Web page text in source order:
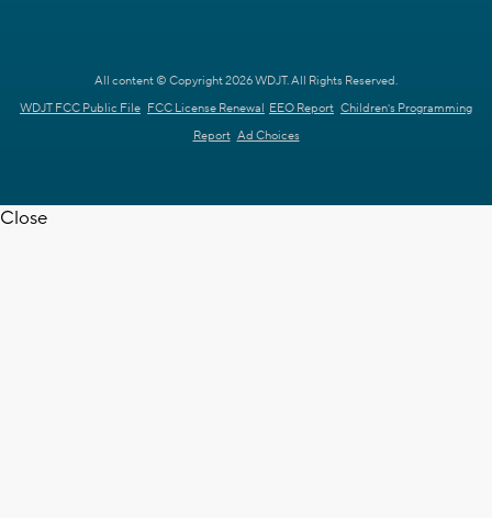
All content © Copyright 2026 WDJT. All Rights Reserved.
WDJT FCC Public File FCC License Renewal EEO Report Children's Programming
Report Ad Choices
Close